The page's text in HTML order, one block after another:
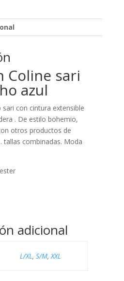
Coline sari
azul
con cintura extensible
. De estilo bohemio,
otros productos de
tallas combinadas. Moda
adicional
L/XL, S/M,XXL